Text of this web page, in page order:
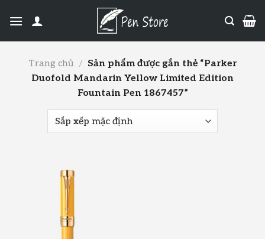
Trang chủ / Sản phẩm được gắn thẻ “Parker
Duofold Mandarin Yellow Limited Edition
Fountain Pen 1867457”